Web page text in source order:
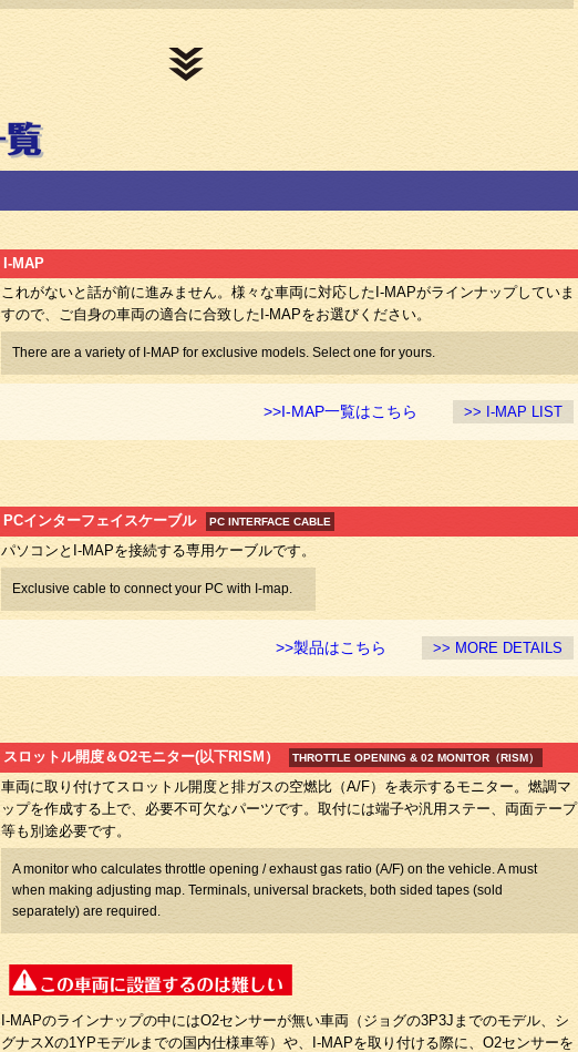
I-MAP
これがないと話が前に進みません。様々な車両に対応したI-MAPがラインナップしていま
すので、ご自身の車両の適合に合致したI-MAPをお選びください。
There are a variety of I-MAP for exclusive models. Select one for yours.
>>I-MAP一覧はこちら >> I-MAP LIST
PCインターフェイスケーブル PC INTERFACE CABLE
パソコンとI-MAPを接続する専用ケーブルです。
Exclusive cable to connect your PC with I-map.
>>製品はこちら >> MORE DETAILS
スロットル開度＆O2モニター(以下RISM） THROTTLE OPENING & 02 MONITOR（RISM）
車両に取り付けてスロットル開度と排ガスの空燃比（A/F）を表示するモニター。燃調マ
ップを作成する上で、必要不可欠なパーツです。取付には端子や汎用ステー、両面テープ
等も別途必要です。
A monitor who calculates throttle opening / exhaust gas ratio (A/F) on the vehicle. A must
when making adjusting map. Terminals, universal brackets, both sided tapes (sold
separately) are required.
I-MAPのラインナップの中にはO2センサーが無い車両（ジョグの3P3Jまでのモデル、シ
グナスXの1YPモデルまでの国内仕様車等）や、I-MAPを取り付ける際に、O2センサーを